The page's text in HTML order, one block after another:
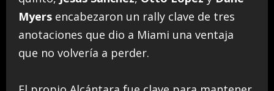
Myers encabezaron un rally clave de tres
anotaciones que dio a Miami una ventaja
que no volvería a perder.